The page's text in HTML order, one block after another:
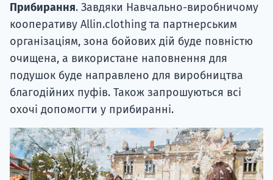
Прибирання. Завдяки Навчально-виробничому
кооперативу Allin.clothing та партнерським
організаціям, зона бойових дій буде повністю
очищена, а використане наповнення для
подушок буде направлено для виробництва
благодійних пуфів. Також запрошуються всі
охочі допомогти у прибиранні.